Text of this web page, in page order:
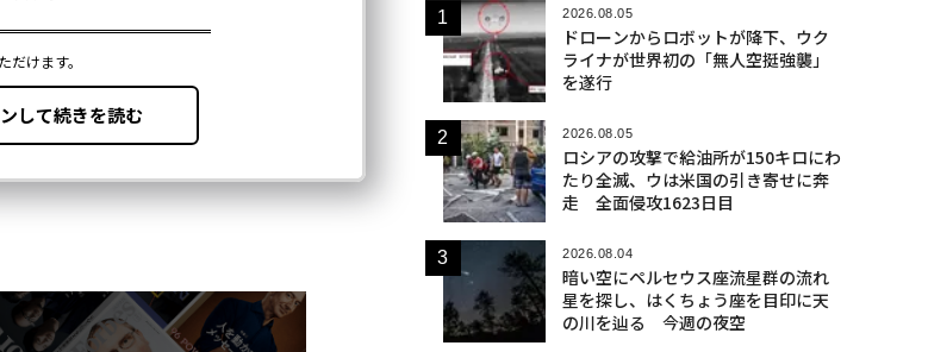
2026.08.05
ドローンからロボットが降下、ウク
ライナが世界初の「無人空挺強襲」
を遂行
2026.08.05
ロシアの攻撃で給油所が150キロにわ
たり全滅、ウは米国の引き寄せに奔
走 全面侵攻1623日目
2026.08.04
暗い空にペルセウス座流星群の流れ
星を探し、はくちょう座を目印に天
の川を辿る 今週の夜空